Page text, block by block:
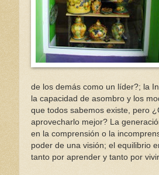
de los demás como un líder?; la
la capacidad de asombro y los
que todos sabemos existe, pero
aprovecharlo mejor? La
en la comprensión o la
poder de una visión; el equilibrio
tanto por aprender y tanto por vivir.